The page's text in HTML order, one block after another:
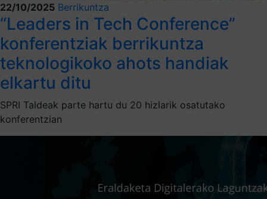
22/10/2025 Berrikuntza
“Leaders in Tech Conference”
konferentziak berrikuntza
teknologikoko ahots handiak
elkartu ditu
SPRI Taldeak parte hartu du 20 hizlarik osatutako
konferentzian